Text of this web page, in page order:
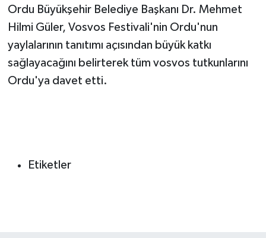
Ordu Büyükşehir Belediye Başkanı Dr. Mehmet
Hilmi Güler, Vosvos Festivali'nin Ordu'nun
yaylalarının tanıtımı açısından büyük katkı
sağlayacağını belirterek tüm vosvos tutkunlarını
Ordu'ya davet etti.
Etiketler